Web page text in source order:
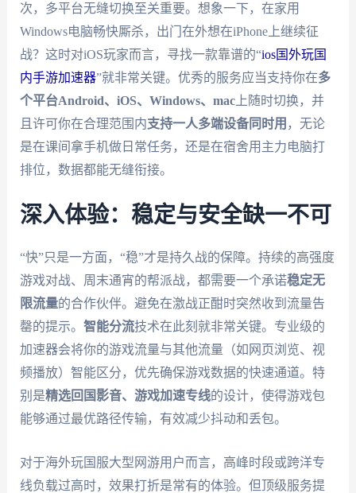
次，多平台无缝切换至关重要。想象一下，在家用
Windows电脑畅快厮杀，出门在外想在iPhone上继续征
战？这时对iOS玩家而言，寻找一款靠谱的“ios国外玩国
内手游加速器”就非常关键。优秀的服务应当支持你在多
个平台Android、iOS、Windows、mac上随时切换，并
且许可你在合理范围内支持一人多端设备同时用 ，无论
是在课间拿手机做日常任务，还是在宿舍用主力电脑打
排位，数据都能无缝衔接。
深入体验：稳定与安全缺一不可
“快”只是一方面，“稳”才是持久战的保障。持续的高强度
游戏对战、周末通宵的帮派战，都需要一个承诺稳定无
限流量的合作伙伴。避免在激战正酣时突然收到流量告
罄的提示。 智能分流技术在此刻就非常关键。专业级的
加速器会将你的游戏流量与其他流量（如网页浏览、视
频播放）智能区分，优先确保游戏数据的快速通道。特
别是精选回国影音、游戏加速专线的设计，使得游戏包
能够通过最优路径传输，有效减少抖动和丢包。
对于海外玩国服大型网游用户而言，高峰时段或跨洋专
线负载过高时，效果打折是常有的体验。但顶级服务提